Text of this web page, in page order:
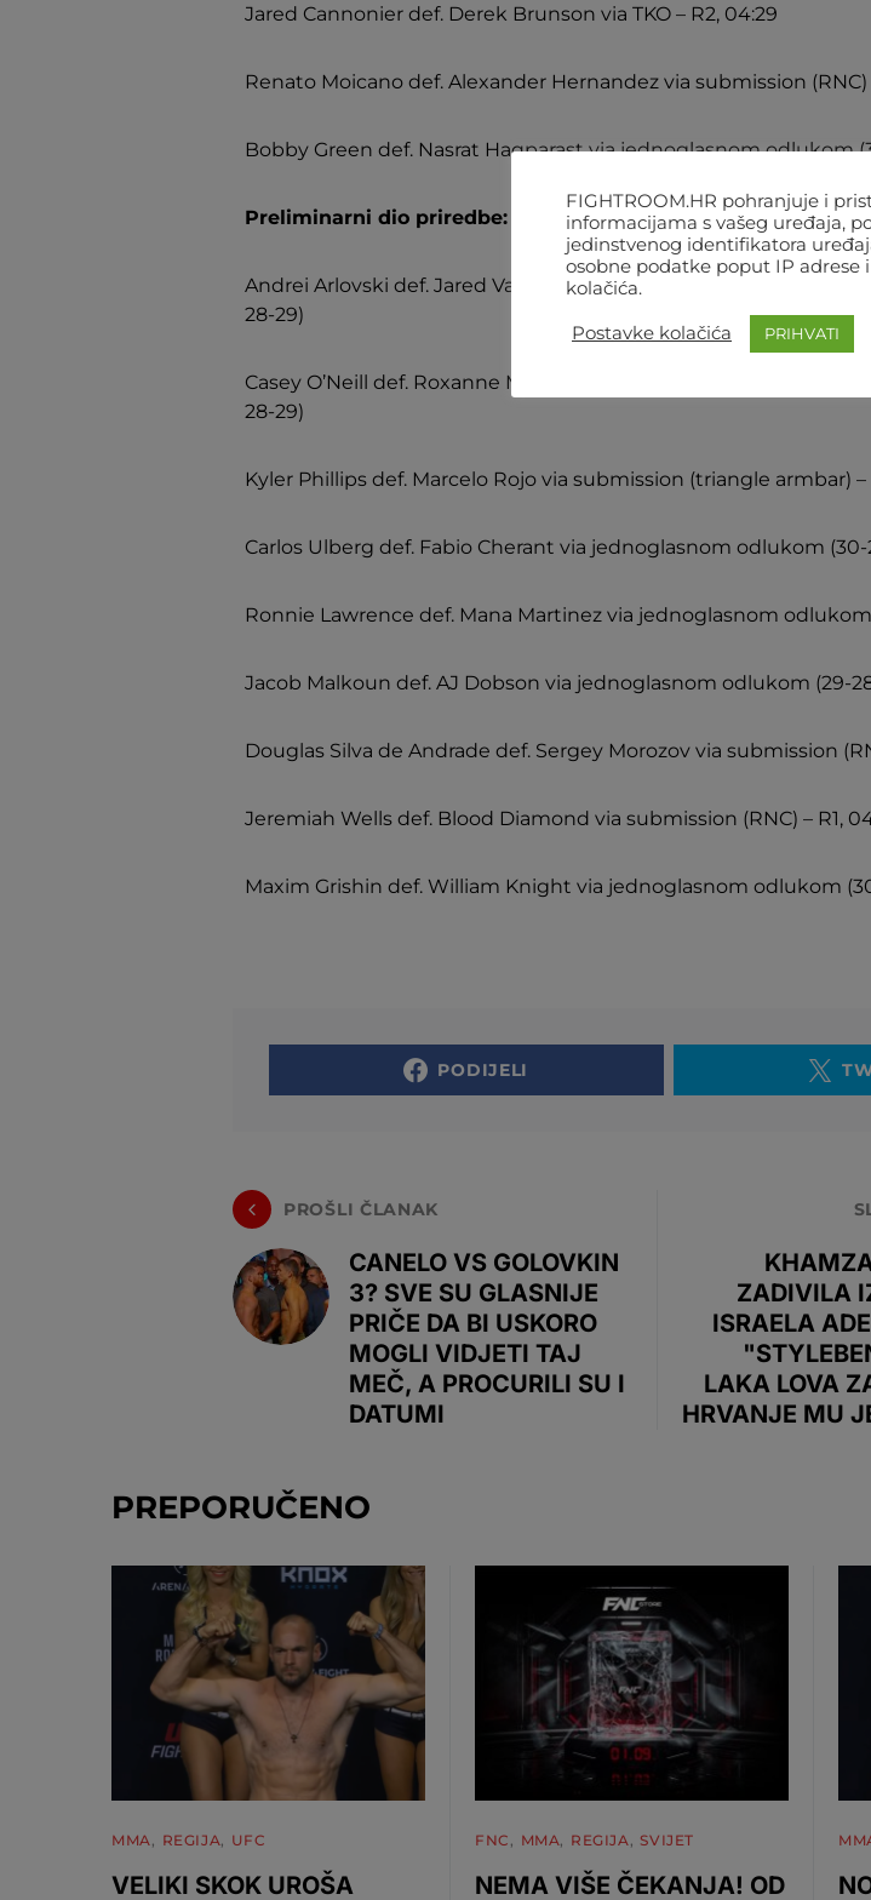
Jared Cannonier def. Derek Brunson via TKO – R2, 04:29
Renato Moicano def. Alexander Hernandez via submission (RNC)
Bobby Green def. Nasrat Haqparast via jednoglasnom odlukom
Preliminarni dio priredbe:
Andrei Arlovski def. Jared Vanderaa via podijeljenom sudačkom
28-29)
Casey O’Neill def. Roxanne Modafferi via podijeljenom sudačkom
28-29)
Kyler Phillips def. Marcelo Rojo via submission (triangle armbar) –
Carlos Ulberg def. Fabio Cherant via jednoglasnom odlukom (30-
Ronnie Lawrence def. Mana Martinez via jednoglasnom odlukom
Jacob Malkoun def. AJ Dobson via jednoglasnom odlukom (29-
Douglas Silva de Andrade def. Sergey Morozov via submission
Jeremiah Wells def. Blood Diamond via submission (RNC) – R1,
Maxim Grishin def. William Knight via jednoglasnom odlukom
PODIJELI
PROŠLI ČLANAK
CANELO VS GOLOVKIN
3? SVE SU GLASNIJE
PRIČE DA BI USKORO
MOGLI VIDJETI TAJ
MEČ, A PROCURILI SU I
DATUMI
ZADIVILA
ISRAELA
LAKA LOVA
HRVANJE MU
PREPORUČENO
MMA REGIJA UFC
VELIKI SKOK UROŠA
FNC MMA REGIJA SVIJET
NEMA VIŠE ČEKANJA! OD
FIGHTROOM.HR pohranjuje i
informacijama s vašeg uređaja,
jedinstvenog identifikatora
osobne podatke poput IP adrese
kolačića.
Postavke kolačića PRIHVATI